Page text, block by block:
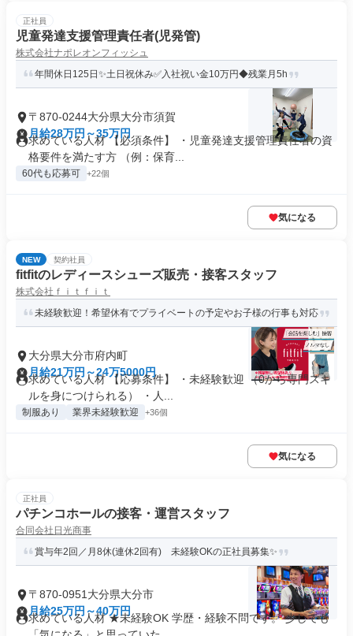
正社員
児童発達支援管理責任者(児発管)
株式会社ナポレオンフィッシュ
年間休日125日✨土日祝休み✅入社祝い金10万円◆残業月5h
〒870-0244大分県大分市須賀
月給28万円～35万円
求めている人材 【必須条件】 ・児童発達支援管理責任者の資
格要件を満たす方 （例：保育...
60代も応募可 +22個
気になる
NEW 契約社員
fitfitのレディースシューズ販売・接客スタッフ
株式会社ｆｉｔｆｉｔ
未経験歓迎！希望休有でプライベートの予定やお子様の行事も対応
大分県大分市府内町
月給21万円～24万5000円
求めている人材 【応募条件】 ・未経験歓迎 （0から専門スキ
ルを身につけられる） ・人...
制服あり 業界未経験歓迎 +36個
気になる
正社員
パチンコホールの接客・運営スタッフ
合同会社日光商事
賞与年2回／月8休(連休2回有) 未経験OKの正社員募集✨
〒870-0951大分県大分市
月給25万円～40万円
求めている人材 ★未経験OK 学歴・経験不問です。 少しでも